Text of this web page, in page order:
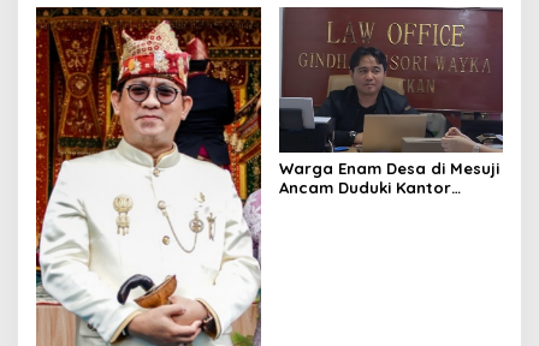
Warga Enam Desa di Mesuji
Ancam Duduki Kantor